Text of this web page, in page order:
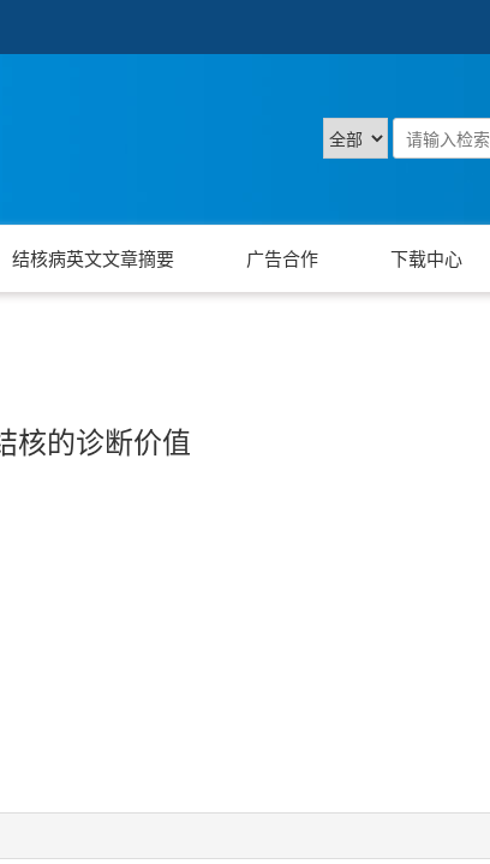
结核病英文文章摘要 广告合作 下载中心
核的诊断价值